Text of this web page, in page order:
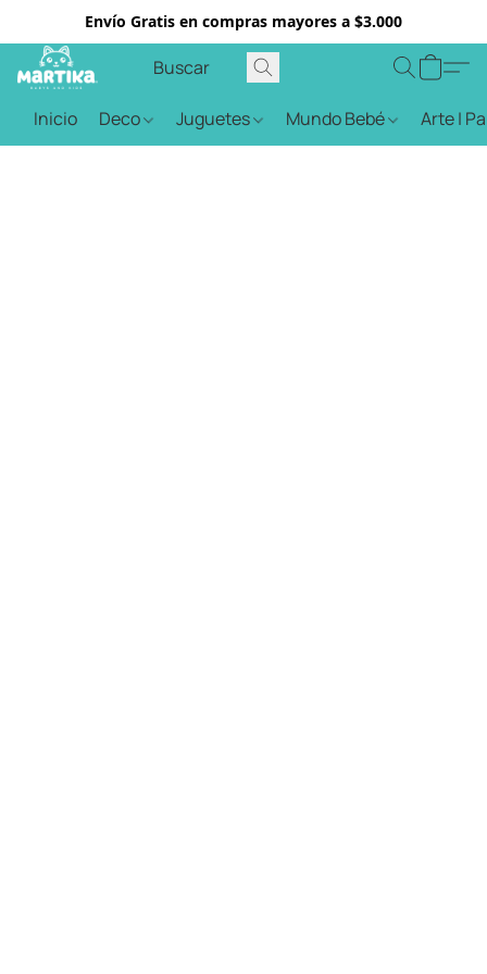
Envío Gratis en compras mayores a $3.000
Inicio Deco Juguetes Mundo Bebé Arte |